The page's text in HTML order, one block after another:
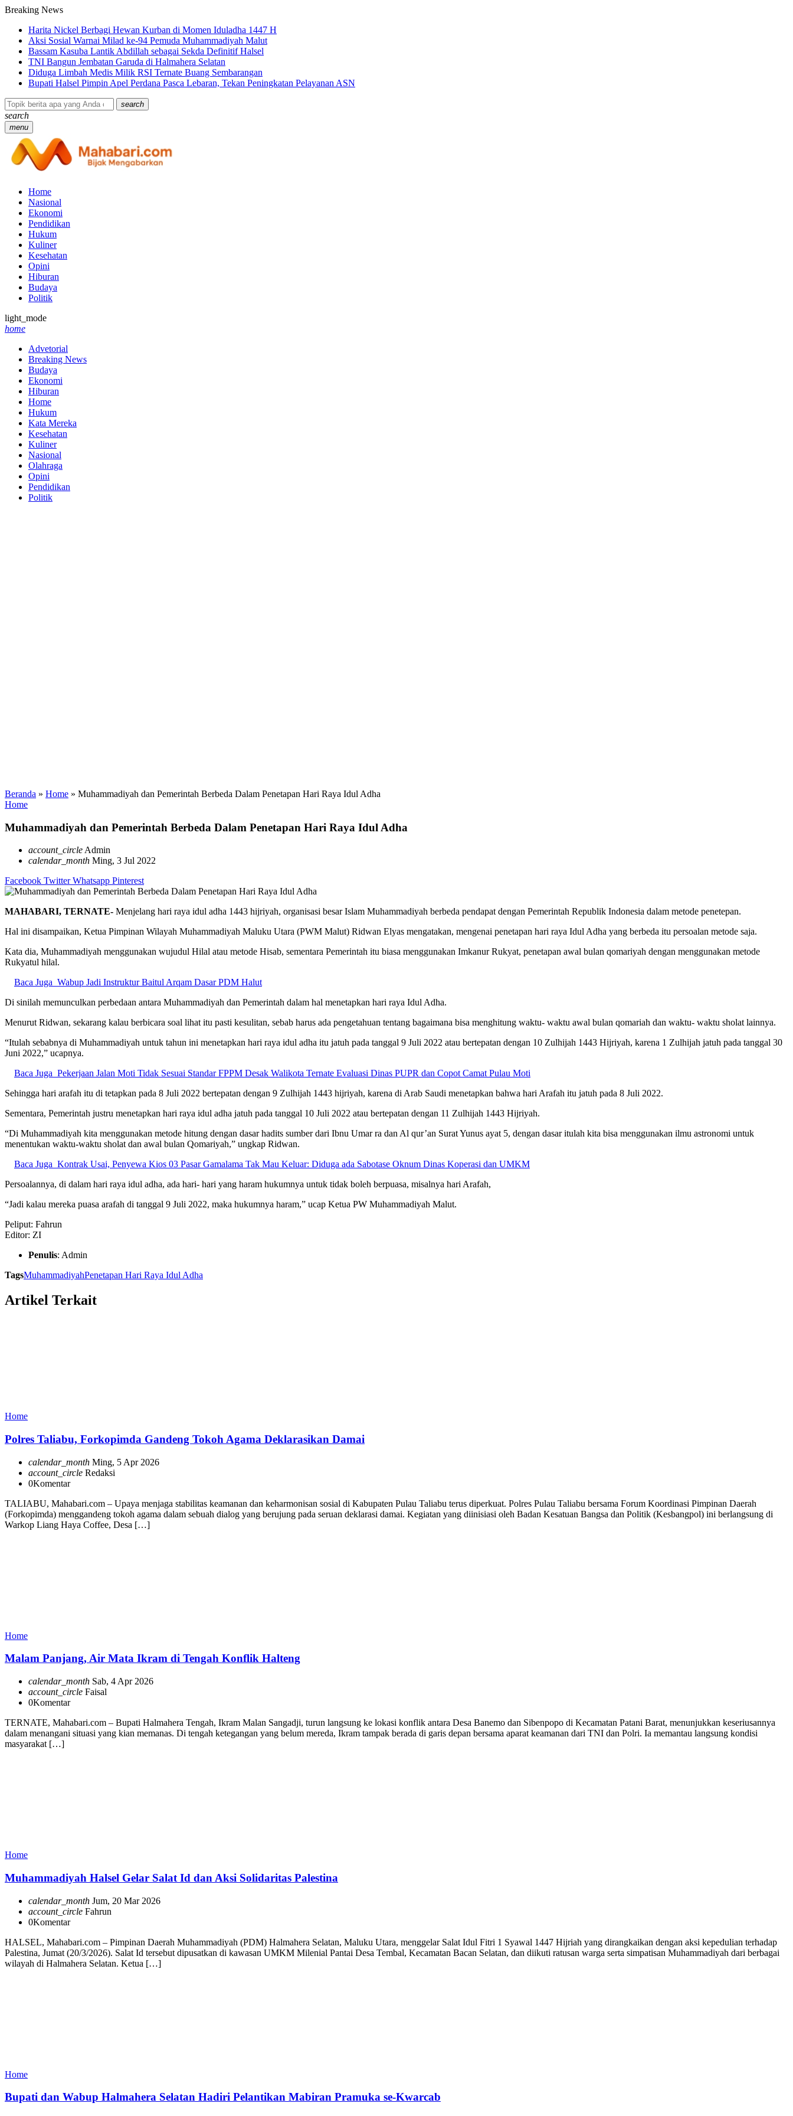
Breaking News
Harita Nickel Berbagi Hewan Kurban di Momen Iduladha 1447 H
Aksi Sosial Warnai Milad ke-94 Pemuda Muhammadiyah Malut
Bassam Kasuba Lantik Abdillah sebagai Sekda Definitif Halsel
TNI Bangun Jembatan Garuda di Halmahera Selatan
Diduga Limbah Medis Milik RSI Ternate Buang Sembarangan
Bupati Halsel Pimpin Apel Perdana Pasca Lebaran, Tekan Peningkatan Pelayanan ASN
search
search
menu
Home
Nasional
Ekonomi
Pendidikan
Hukum
Kuliner
Kesehatan
Opini
Hiburan
Budaya
Politik
light_mode
home
Advetorial
Breaking News
Budaya
Ekonomi
Hiburan
Home
Hukum
Kata Mereka
Kesehatan
Kuliner
Nasional
Olahraga
Opini
Pendidikan
Politik
Beranda » Home » Muhammadiyah dan Pemerintah Berbeda Dalam Penetapan Hari Raya Idul Adha
Home
Muhammadiyah dan Pemerintah Berbeda Dalam Penetapan Hari Raya Idul Adha
account_circleAdmin
calendar_month Ming, 3 Jul 2022
Facebook Twitter Whatsapp Pinterest
MAHABARI, TERNATE- Menjelang hari raya idul adha 1443 hijriyah, organisasi besar Islam Muhammadiyah berbeda pendapat dengan Pemerintah Republik Indonesia dalam metode penetepan.
Hal ini disampaikan, Ketua Pimpinan Wilayah Muhammadiyah Maluku Utara (PWM Malut) Ridwan Elyas mengatakan, mengenai penetapan hari raya Idul Adha yang berbeda itu persoalan metode saja.
Kata dia, Muhammadiyah menggunakan wujudul Hilal atau metode Hisab, sementara Pemerintah itu biasa menggunakan Imkanur Rukyat, penetapan awal bulan qomariyah dengan menggunakan metode
Rukyatul hilal.
Baca Juga Wabup Jadi Instruktur Baitul Arqam Dasar PDM Halut
Di sinilah memunculkan perbedaan antara Muhammadiyah dan Pemerintah dalam hal menetapkan hari raya Idul Adha.
Menurut Ridwan, sekarang kalau berbicara soal lihat itu pasti kesulitan, sebab harus ada pengetahuan tentang bagaimana bisa menghitung waktu- waktu awal bulan qomariah dan waktu- waktu sholat lainnya.
“Itulah sebabnya di Muhammadiyah untuk tahun ini menetapkan hari raya idul adha itu jatuh pada tanggal 9 Juli 2022 atau bertepatan dengan 10 Zulhijah 1443 Hijriyah, karena 1 Zulhijah jatuh pada tanggal 30
Juni 2022,” ucapnya.
Baca Juga Pekerjaan Jalan Moti Tidak Sesuai Standar FPPM Desak Walikota Ternate Evaluasi Dinas PUPR dan Copot Camat Pulau Moti
Sehingga hari arafah itu di tetapkan pada 8 Juli 2022 bertepatan dengan 9 Zulhijah 1443 hijriyah, karena di Arab Saudi menetapkan bahwa hari Arafah itu jatuh pada 8 Juli 2022.
Sementara, Pemerintah justru menetapkan hari raya idul adha jatuh pada tanggal 10 Juli 2022 atau bertepatan dengan 11 Zulhijah 1443 Hijriyah.
“Di Muhammadiyah kita menggunakan metode hitung dengan dasar hadits sumber dari Ibnu Umar ra dan Al qur’an Surat Yunus ayat 5, dengan dasar itulah kita bisa menggunakan ilmu astronomi untuk
menentukan waktu-waktu sholat dan awal bulan Qomariyah,” ungkap Ridwan.
Baca Juga Kontrak Usai, Penyewa Kios 03 Pasar Gamalama Tak Mau Keluar: Diduga ada Sabotase Oknum Dinas Koperasi dan UMKM
Persoalannya, di dalam hari raya idul adha, ada hari- hari yang haram hukumnya untuk tidak boleh berpuasa, misalnya hari Arafah,
“Jadi kalau mereka puasa arafah di tanggal 9 Juli 2022, maka hukumnya haram,” ucap Ketua PW Muhammadiyah Malut.
Peliput: Fahrun
Editor: ZI
Penulis: Admin
TagsMuhammadiyahPenetapan Hari Raya Idul Adha
Artikel Terkait
Home
Polres Taliabu, Forkopimda Gandeng Tokoh Agama Deklarasikan Damai
calendar_month Ming, 5 Apr 2026
account_circle Redaksi
0Komentar
TALIABU, Mahabari.com – Upaya menjaga stabilitas keamanan dan keharmonisan sosial di Kabupaten Pulau Taliabu terus diperkuat. Polres Pulau Taliabu bersama Forum Koordinasi Pimpinan Daerah
(Forkopimda) menggandeng tokoh agama dalam sebuah dialog yang berujung pada seruan deklarasi damai. Kegiatan yang diinisiasi oleh Badan Kesatuan Bangsa dan Politik (Kesbangpol) ini berlangsung di
Warkop Liang Haya Coffee, Desa […]
Home
Malam Panjang, Air Mata Ikram di Tengah Konflik Halteng
calendar_month Sab, 4 Apr 2026
account_circle Faisal
0Komentar
TERNATE, Mahabari.com – Bupati Halmahera Tengah, Ikram Malan Sangadji, turun langsung ke lokasi konflik antara Desa Banemo dan Sibenpopo di Kecamatan Patani Barat, menunjukkan keseriusannya
dalam menangani situasi yang kian memanas. Di tengah ketegangan yang belum mereda, Ikram tampak berada di garis depan bersama aparat keamanan dari TNI dan Polri. Ia memantau langsung kondisi
masyarakat […]
Home
Muhammadiyah Halsel Gelar Salat Id dan Aksi Solidaritas Palestina
calendar_month Jum, 20 Mar 2026
account_circle Fahrun
0Komentar
HALSEL, Mahabari.com – Pimpinan Daerah Muhammadiyah (PDM) Halmahera Selatan, Maluku Utara, menggelar Salat Idul Fitri 1 Syawal 1447 Hijriah yang dirangkaikan dengan aksi kepedulian terhadap
Palestina, Jumat (20/3/2026). Salat Id tersebut dipusatkan di kawasan UMKM Milenial Pantai Desa Tembal, Kecamatan Bacan Selatan, dan diikuti ratusan warga serta simpatisan Muhammadiyah dari berbagai
wilayah di Halmahera Selatan. Ketua […]
Home
Bupati dan Wabup Halmahera Selatan Hadiri Pelantikan Mabiran Pramuka se-Kwarcab